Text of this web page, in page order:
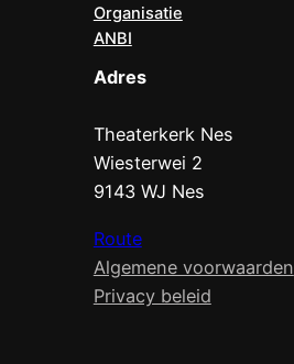
Organisatie
ANBI
Adres
Theaterkerk Nes
Wiesterwei 2
9143 WJ Nes
Route
Algemene voorwaarden
Privacy beleid